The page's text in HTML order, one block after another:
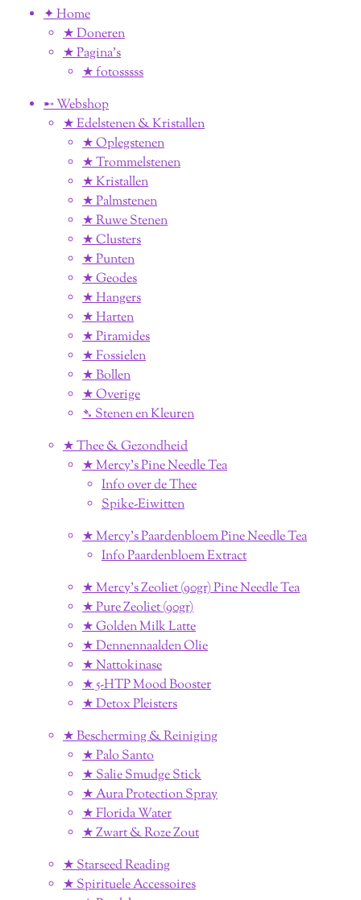
✦ Home
★ Doneren
★ Pagina’s
★ fotosssss
➸ Webshop
★ Edelstenen & Kristallen
★ Oplegstenen
★ Trommelstenen
★ Kristallen
★ Palmstenen
★ Ruwe Stenen
★ Clusters
★ Punten
★ Geodes
★ Hangers
★ Harten
★ Piramides
★ Fossielen
★ Bollen
★ Overige
➴ Stenen en Kleuren
★ Thee & Gezondheid
★ Mercy's Pine Needle Tea
Info over de Thee
Spike-Eiwitten
★ Mercy's Paardenbloem Pine Needle Tea
Info Paardenbloem Extract
★ Mercy's Zeoliet (90gr) Pine Needle Tea
★ Pure Zeoliet (90gr)
★ Golden Milk Latte
★ Dennennaalden Olie
★ Nattokinase
★ 5-HTP Mood Booster
★ Detox Pleisters
★ Bescherming & Reiniging
★ Palo Santo
★ Salie Smudge Stick
★ Aura Protection Spray
★ Florida Water
★ Zwart & Roze Zout
★ Starseed Reading
★ Spirituele Accessoires